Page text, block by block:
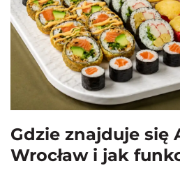
Gdzie znajduje się
Wrocław i jak